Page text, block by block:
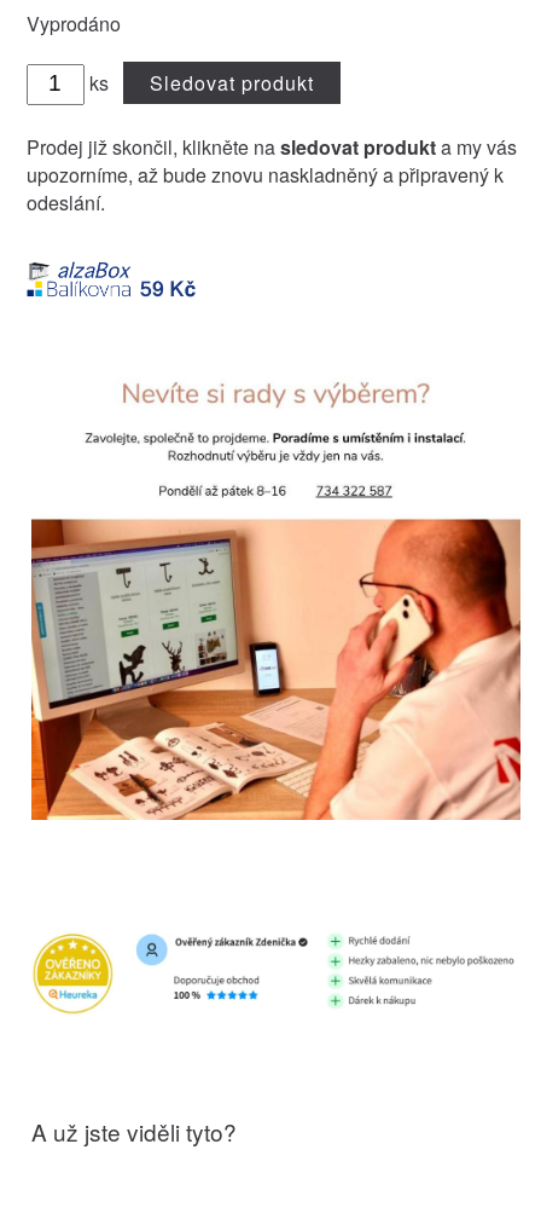
Vyprodáno
ks Sledovat produkt
Prodej již skončil, klikněte nasledovat produkta my vás
upozorníme, až bude znovu naskladněný a připravený k
odeslání.
A už jste viděli tyto?